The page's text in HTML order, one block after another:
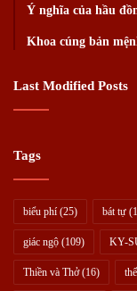
Ý nghĩa của hầu
Khoa cúng bản
Last Modified Posts
Tags
biểu phí (25) bát tự
giác ngộ (109) KY-
Thiền và Thở(16)